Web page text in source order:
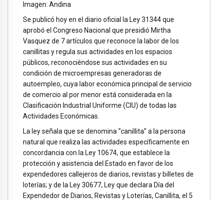
Imagen: Andina
Se publicó hoy en el diario oficial la Ley 31344 que
aprobó el Congreso Nacional que presidió Mirtha
Vasquez de 7 artículos que reconoce la labor de los
canillitas y regula sus actividades en los espacios
públicos, reconociéndose sus actividades en su
condición de microempresas generadoras de
autoempleo, cuya labor económica principal de servicio
de comercio al por menor está considerada en la
Clasificación Industrial Uniforme (CIU) de todas las
Actividades Económicas.
La ley señala que se denomina “canillita” a la persona
natural que realiza las actividades específicamente en
concordancia con la Ley 10674, que establece la
protección y asistencia del Estado en favor de los
expendedores callejeros de diarios, revistas y billetes de
loterías; y de la Ley 30677, Ley que declara Día del
Expendedor de Diarios, Revistas y Loterías, Canillita, el 5